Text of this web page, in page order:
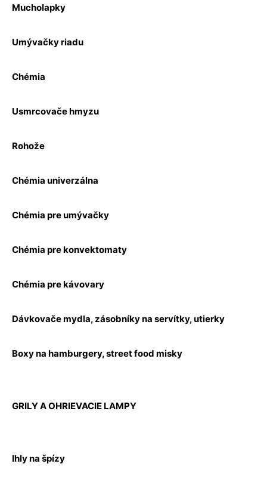
Mucholapky
Umývačky riadu
Chémia
Usmrcovače hmyzu
Rohože
Chémia univerzálna
Chémia pre umývačky
Chémia pre konvektomaty
Chémia pre kávovary
Dávkovače mydla, zásobníky na servítky, utierky
Boxy na hamburgery, street food misky
GRILY A OHRIEVACIE LAMPY
Ihly na špízy